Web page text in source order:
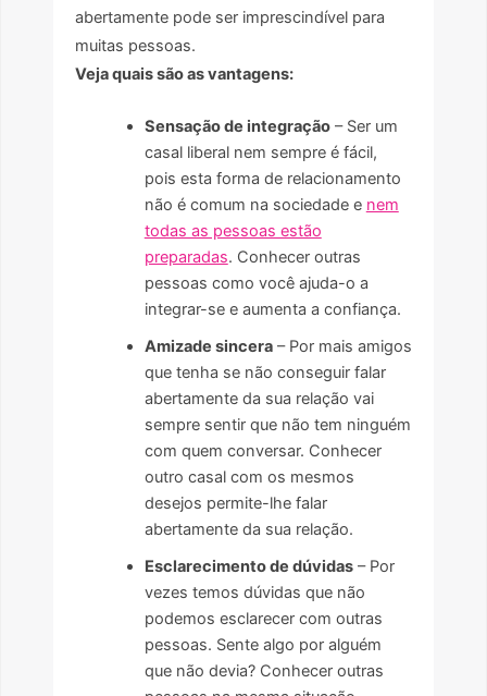
abertamente pode ser imprescindível para
muitas pessoas.
Veja quais são as vantagens:
Sensação de integração– Ser um
casal liberal nem sempre é fácil,
pois esta forma de relacionamento
não é comum na sociedade e nem
todas as pessoas estão
preparadas. Conhecer outras
pessoas como você ajuda-o a
integrar-se e aumenta a confiança.
Amizade sincera– Por mais amigos
que tenha se não conseguir falar
abertamente da sua relação vai
sempre sentir que não tem ninguém
com quem conversar. Conhecer
outro casal com os mesmos
desejos permite-lhe falar
abertamente da sua relação.
Esclarecimento de dúvidas– Por
vezes temos dúvidas que não
podemos esclarecer com outras
pessoas. Sente algo por alguém
que não devia? Conhecer outras